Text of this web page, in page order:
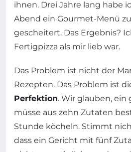
ihnen. Drei Jahre lang habe
Abend ein Gourmet-Menü
gescheitert. Das Ergebnis?
Fertigpizza als mir lieb war.
Das Problem ist nicht der
Rezepten. Das Problem ist
Perfektion. Wir glauben, ein
müsse aus zehn Zutaten
Stunde köcheln. Stimmt
dass ein Gericht mit fünf